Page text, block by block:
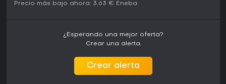
Precio más bajo ahora: 3,63 € Eneba
¿Esperando una mejor oferta?
Crear una alerta.
Crear alerta